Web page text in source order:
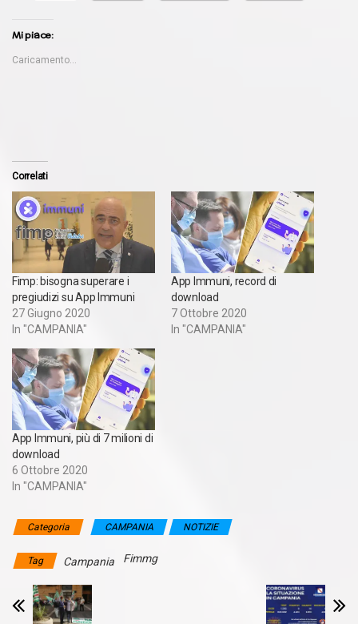
Mi piace:
Caricamento...
Correlati
Fimp: bisogna superare i
pregiudizi su App Immuni
27 Giugno 2020
In "CAMPANIA"
App Immuni, record di
download
7 Ottobre 2020
In "CAMPANIA"
App Immuni, più di 7 milioni di
download
6 Ottobre 2020
In "CAMPANIA"
Categoria CAMPANIA NOTIZIE
Tag Campania Fimmg